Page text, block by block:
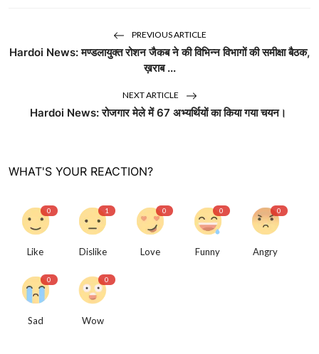
PREVIOUS ARTICLE
Hardoi News: मण्डलायुक्त रोशन जैकब ने की विभिन्न विभागों की समीक्षा बैठक,
ख़राब ...
NEXT ARTICLE
Hardoi News: रोजगार मेले में 67 अभ्यर्थियों का किया गया चयन।
WHAT'S YOUR REACTION?
0
Like
1
Dislike
0
Love
0
Funny
0
Angry
0
Sad
0
Wow